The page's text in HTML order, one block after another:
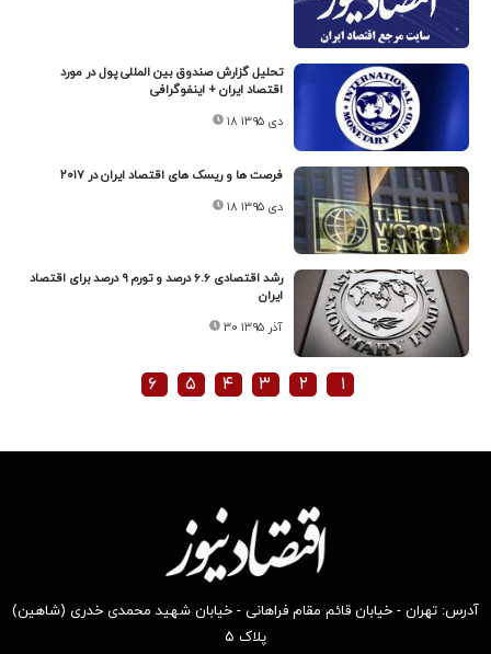
تحلیل گزارش صندوق بین المللی پول در مورد
اقتصاد ایران + اینفوگرافی
۱۸ دی ۱۳۹۵
فرصت ها و ریسک های اقتصاد ایران در ۲۰۱۷
۱۸ دی ۱۳۹۵
رشد اقتصادی ۶.۶ درصد و تورم ۹ درصد برای اقتصاد
ایران
۳۰ آذر ۱۳۹۵
۱ ۲ ۳ ۴ ۵ ۶
آدرس: تهران - خیابان قائم مقام فراهانی - خیابان شهید محمدی خدری (شاهین)
پلاک ۵